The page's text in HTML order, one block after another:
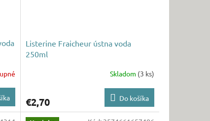
Listerine Fraicheur ústna voda
250ml
Skladom (3 ks)
€2,70 Do košíka